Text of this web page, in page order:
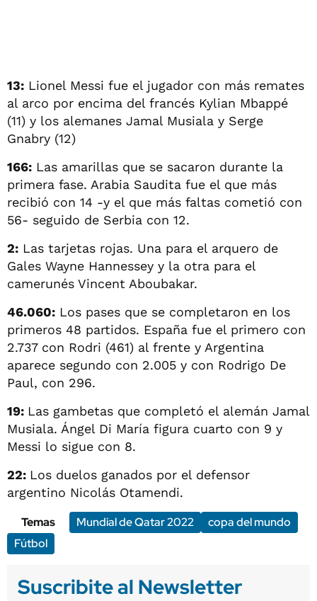
13: Lionel Messi fue el jugador con más remates
al arco por encima del francés Kylian Mbappé
(11) y los alemanes Jamal Musiala y Serge
Gnabry (12)
166: Las amarillas que se sacaron durante la
primera fase. Arabia Saudita fue el que más
recibió con 14 -y el que más faltas cometió con
56- seguido de Serbia con 12.
2: Las tarjetas rojas. Una para el arquero de
Gales Wayne Hannessey y la otra para el
camerunés Vincent Aboubakar.
46.060: Los pases que se completaron en los
primeros 48 partidos. España fue el primero con
2.737 con Rodri (461) al frente y Argentina
aparece segundo con 2.005 y con Rodrigo De
Paul, con 296.
19: Las gambetas que completó el alemán Jamal
Musiala. Ángel Di María figura cuarto con 9 y
Messi lo sigue con 8.
22: Los duelos ganados por el defensor
argentino Nicolás Otamendi.
Temas
Mundial de Qatar 2022
copa del mundo
Fútbol
Suscribite al Newsletter